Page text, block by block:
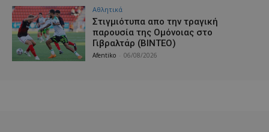
Αθλητικά
Στιγμιότυπα απο την τραγική
παρουσία της Ομόνοιας στο
Γιβραλτάρ (ΒΙΝΤΕΟ)
Afentiko 06/08/2026